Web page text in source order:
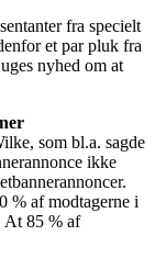
fra specielt
et par pluk fra
nyhed om at
som bl.a. sagde
ikke
% af modtagerne i
At 85 % af